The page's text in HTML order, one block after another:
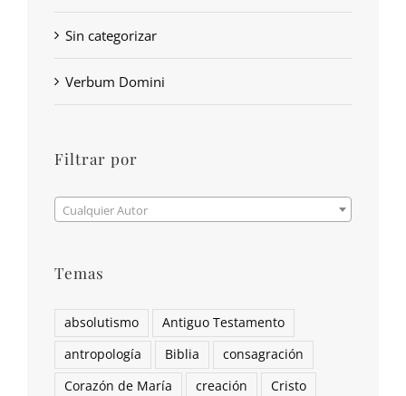
Sin categorizar
Verbum Domini
Filtrar por
Cualquier Autor
Temas
absolutismo
Antiguo Testamento
antropología
Biblia
consagración
Corazón de María
creación
Cristo